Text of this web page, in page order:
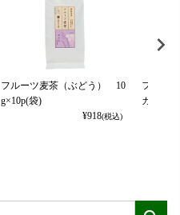
フルーツ麦茶（ぶどう） 10
g×10p(袋)
¥918(税込)
フルー
カット